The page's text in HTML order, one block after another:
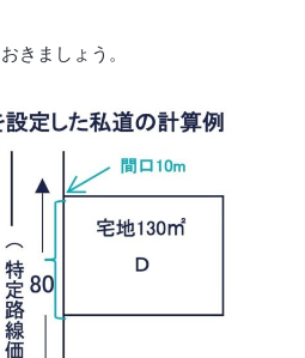
きましょう。